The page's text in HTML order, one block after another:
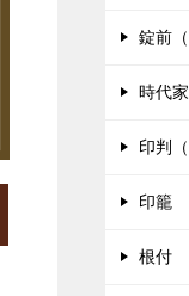
錠前（
時代
印判
印籠
根付